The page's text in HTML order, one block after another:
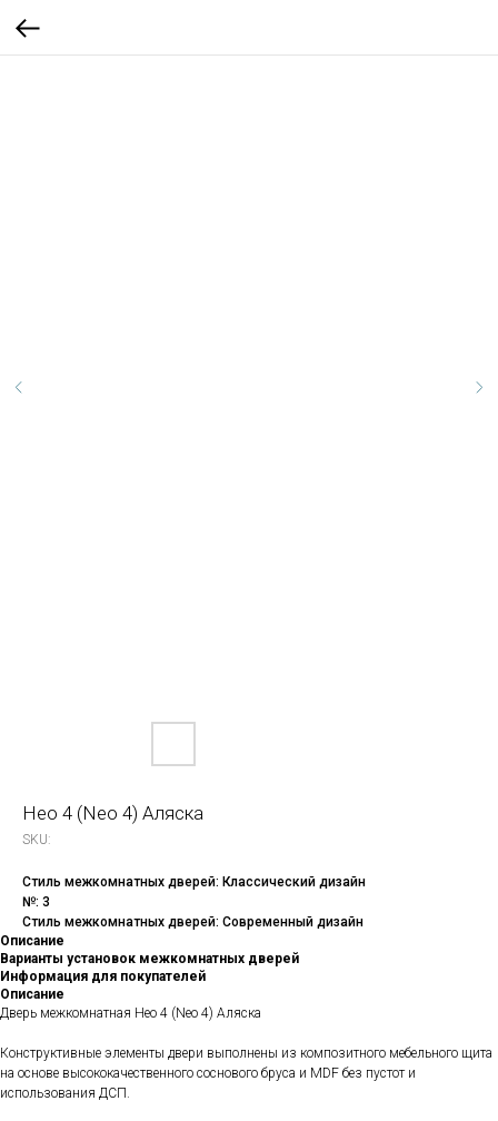
Нео 4 (Neo 4) Аляска
SKU:
Стиль межкомнатных дверей: Классический дизайн
№: 3
Стиль межкомнатных дверей: Современный дизайн
Описание
Варианты установок межкомнатных дверей
Информация для покупателей
Описание
Дверь межкомнатная Нео 4 (Neo 4) Аляска
Конструктивные элементы двери выполнены из композитного мебельного щита
на основе высококачественного соснового бруса и MDF без пустот и
использования ДСП.